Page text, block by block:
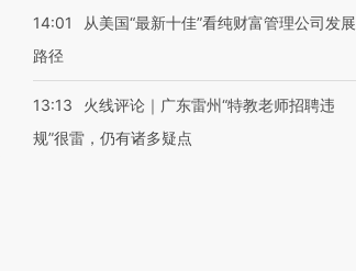
14:01
从美国“最新十佳”看纯财富管理公司发展
路径
13:13
火线评论｜广东雷州“特教老师招聘违
规”很雷，仍有诸多疑点